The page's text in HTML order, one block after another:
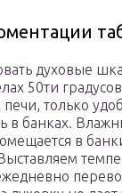
духовые
50ти
только
в банках.
в